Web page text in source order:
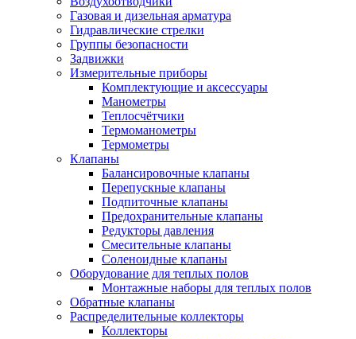
Газовая и дизельная арматура
Гидравлические стрелки
Группы безопасности
Задвижки
Измерительные приборы
Комплектующие и аксессуары
Манометры
Теплосчётчики
Термоманометры
Термометры
Клапаны
Балансировочные клапаны
Перепускные клапаны
Подпиточные клапаны
Предохранительные клапаны
Редукторы давления
Смесительные клапаны
Соленоидные клапаны
Оборудование для теплых полов
Монтажные наборы для теплых полов
Обратные клапаны
Распределительные коллекторы
Коллекторы